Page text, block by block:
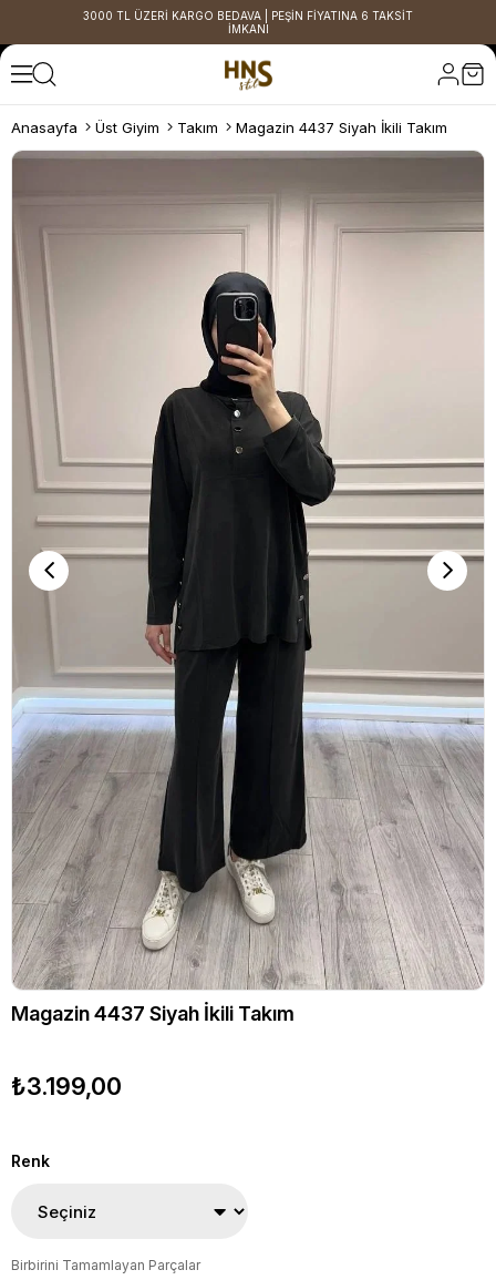
3000 TL ÜZERİ KARGO BEDAVA | PEŞİN FİYATINA 6 TAKSİT
İMKANI
Anasayfa Üst Giyim Takım Magazin 4437 Siyah İkili Takım
Magazin 4437 Siyah İkili Takım
₺3.199,00
Renk
Birbirini Tamamlayan Parçalar